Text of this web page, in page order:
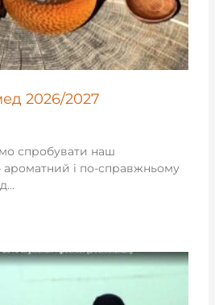
2026/2027
спробувати наш
ароматний і по-справжньому